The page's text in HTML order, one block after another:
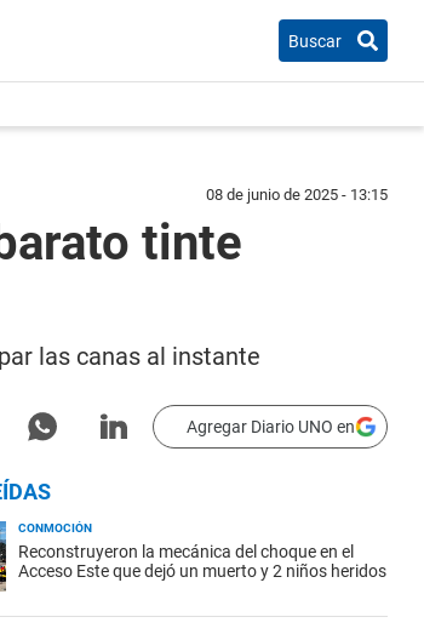
Buscar
08 de junio de 2025 - 13:15
tinte
las canas al instante
Agregar Diario UNO en
CONMOCIÓN
Reconstruyeron la mecánica del choque en el
Acceso Este que dejó un muerto y 2 niños heridos